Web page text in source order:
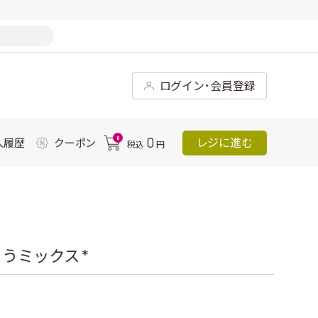
ログイン･会員登録
履歴 クーポン 0
税込 0 円 レジに進む
ミックス *